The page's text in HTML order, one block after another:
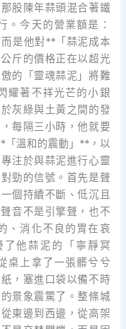
股陳年蒜頭混合著鐵
。今天的營業額是：
是他對**「蒜泥成本
斤的價格正在以超光
的「靈魂蒜泥」將難
耀著不祥光芒的小銀
灰綠與土黃之間的發
每隔三小時，他就要
「溫和的震動」**，以
注於與蒜泥進行心靈
勁的信號。首先是聲
個持續不斷、低沉且
音不是引擎聲，也不
、消化不良的胃在哀
他蒜泥的「寧靜冥
桌上拿了一張髒兮兮
，塞進口袋以備不時
景象震驚了。整條城
東邊到西邊，從高架